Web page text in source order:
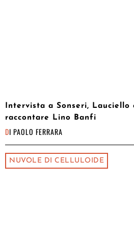
Intervista a Sonseri, Lauciello
raccontare Lino Banfi
DI PAOLO FERRARA
NUVOLE DI CELLULOIDE